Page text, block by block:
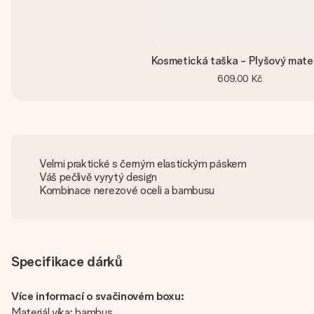
Kosmetická taška - Plyšový
609,00 Kč
Velmi praktické s černým elastickým páskem
Váš pečlivě vyrytý design
Kombinace nerezové oceli a bambusu
Specifikace dárků
Více informací o svačinovém boxu: